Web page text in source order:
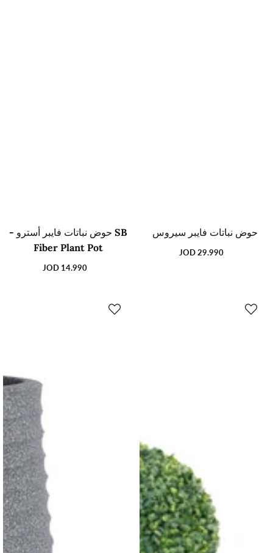
حوض نباتات فايبر سيروس
السعر29.990 JOD
SB حوض نباتات فايبر أسترو -
Fiber Plant Pot
السعر14.990 JOD